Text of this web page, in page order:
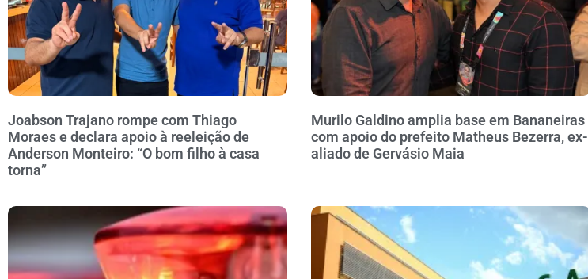
Joabson Trajano rompe com Thiago
Moraes e declara apoio à reeleição de
Anderson Monteiro: “O bom filho à casa
torna”
Murilo Galdino amplia base em Bananeiras
com apoio do prefeito Matheus Bezerra, ex-
aliado de Gervásio Maia